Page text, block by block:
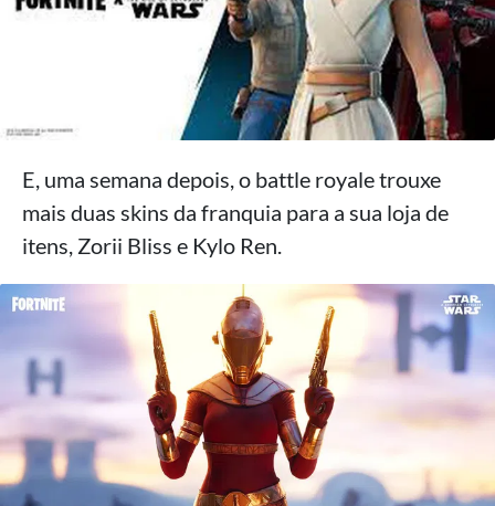
E, uma semana depois, o battle royale trouxe
mais duas skins da franquia para a sua loja de
itens, Zorii Bliss e Kylo Ren.